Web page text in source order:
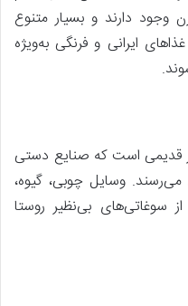
دارند و بسیار متنوع
ایرانی و فرنگی به‌ویژه
قدیمی است که صنایع دستی
وسایل چوبی، گیوه،
سوغاتی‌های بی‌نظیر روستا